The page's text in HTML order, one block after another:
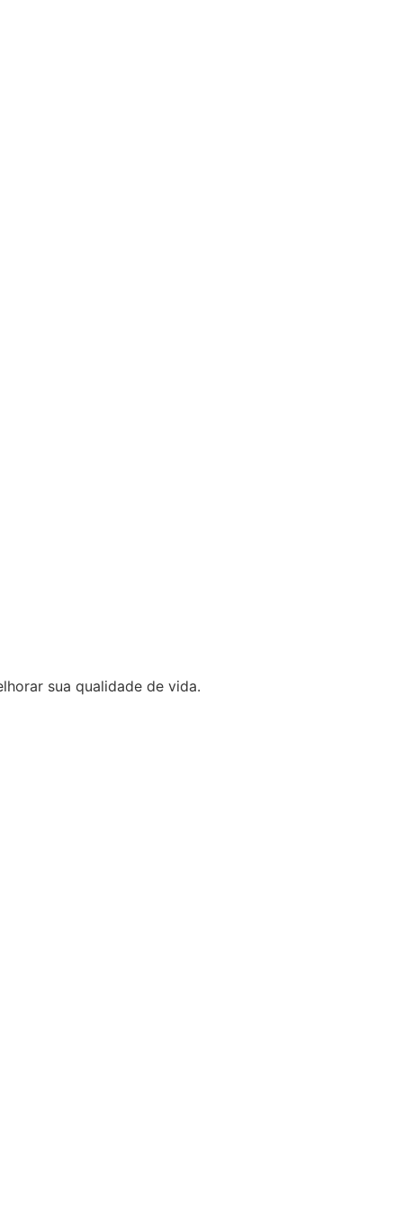
sua qualidade de vida.